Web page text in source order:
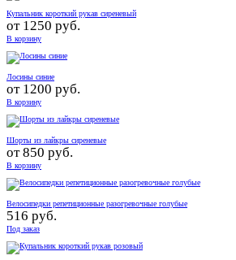
Купальник короткий рукав сиреневый
от 1250 руб.
В корзину
Лосины синие
от 1200 руб.
В корзину
Шорты из лайкры сиреневые
от850 руб.
В корзину
Велосипедки репетиционные разогревочные голубые
516 руб.
Под заказ